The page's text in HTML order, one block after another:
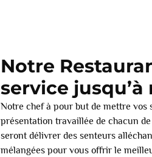
Notre
service
Notre chef à pour but de mettre vos
présentation travaillée de chacun
seront délivrer des senteurs
mélangées pour vous offrir le